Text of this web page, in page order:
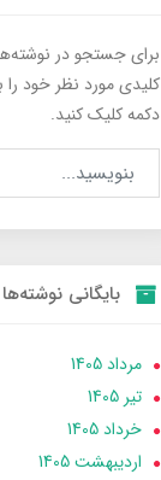
برای جستجو در
کلیدی مورد نظر خود را
دکمه کلیک کنید.
بایگانی نوشته‌ها
مرداد 1405
تير 1405
خرداد 1405
ارديبهشت 1405